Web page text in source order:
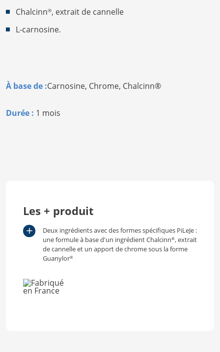
Chalcinn®, extrait de cannelle
L-carnosine.
À base de :Carnosine, Chrome, Chalcinn®
Durée : 1 mois
Les + produit
Deux ingrédients avec des formes spécifiques PiLeJe :
une formule à base d'un ingrédient Chalcinn®, extrait
de cannelle et un apport de chrome sous la forme
Guanylor®